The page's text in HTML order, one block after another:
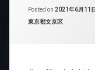
Posted on 2021年6月11日
カテゴリー:
東京都文京区